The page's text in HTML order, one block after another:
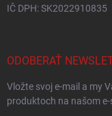
IČ DPH: SK2022910835
ODOBERAŤ
Vložte svoj e-mail a my
produktoch na našom e-